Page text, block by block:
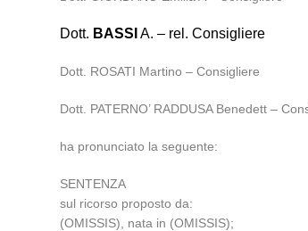
Dott. BASSI A. – rel. Consigliere
Dott. ROSATI Martino – Consigliere
Dott. PATERNO’ RADDUSA Benedett –
ha pronunciato la seguente:
SENTENZA
sul ricorso proposto da:
(OMISSIS), nata in (OMISSIS);